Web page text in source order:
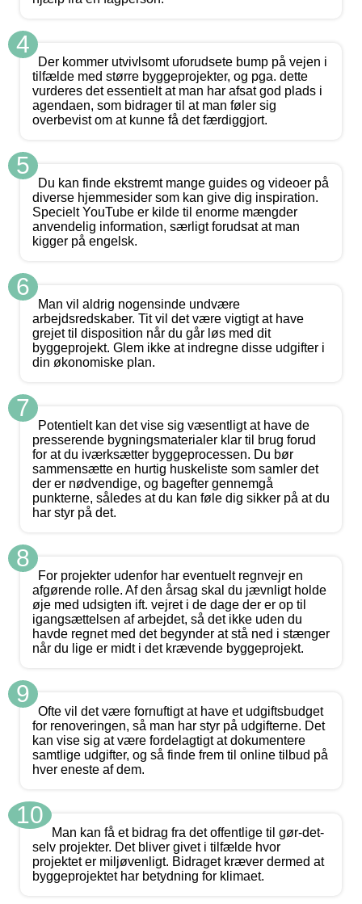
4
Der kommer utvivlsomt uforudsete bump på vejen i
tilfælde med større byggeprojekter, og pga. dette
vurderes det essentielt at man har afsat god plads i
agendaen, som bidrager til at man føler sig
overbevist om at kunne få det færdiggjort.
5
Du kan finde ekstremt mange guides og videoer på
diverse hjemmesider som kan give dig inspiration.
Specielt YouTube er kilde til enorme mængder
anvendelig information, særligt forudsat at man
kigger på engelsk.
6
Man vil aldrig nogensinde undvære
arbejdsredskaber. Tit vil det være vigtigt at have
grejet til disposition når du går løs med dit
byggeprojekt. Glem ikke at indregne disse udgifter i
din økonomiske plan.
7
Potentielt kan det vise sig væsentligt at have de
presserende bygningsmaterialer klar til brug forud
for at du iværksætter byggeprocessen. Du bør
sammensætte en hurtig huskeliste som samler det
der er nødvendige, og bagefter gennemgå
punkterne, således at du kan føle dig sikker på at du
har styr på det.
8
For projekter udenfor har eventuelt regnvejr en
afgørende rolle. Af den årsag skal du jævnligt holde
øje med udsigten ift. vejret i de dage der er op til
igangsættelsen af arbejdet, så det ikke uden du
havde regnet med det begynder at stå ned i stænger
når du lige er midt i det krævende byggeprojekt.
9
Ofte vil det være fornuftigt at have et udgiftsbudget
for renoveringen, så man har styr på udgifterne. Det
kan vise sig at være fordelagtigt at dokumentere
samtlige udgifter, og så finde frem til online tilbud på
hver eneste af dem.
10
Man kan få et bidrag fra det offentlige til gør-det-
selv projekter. Det bliver givet i tilfælde hvor
projektet er miljøvenligt. Bidraget kræver dermed at
byggeprojektet har betydning for klimaet.